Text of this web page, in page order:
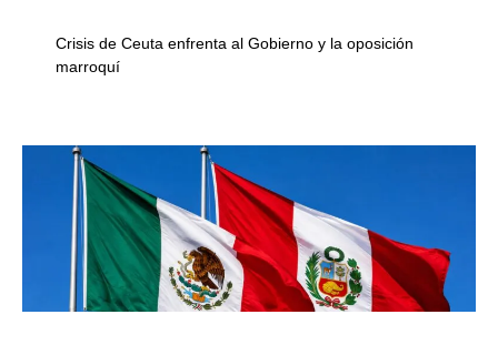
Crisis de Ceuta enfrenta al Gobierno y la oposición
marroquí